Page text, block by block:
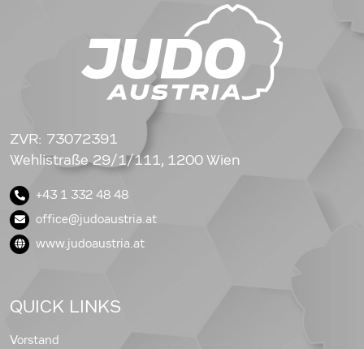
ZVR: 73072391
Wehlistraße 29/1/111, 1200 Wien
+43 1 332 48 48
office@judoaustria.at
www.judoaustria.at
QUICK LINKS
Vorstand